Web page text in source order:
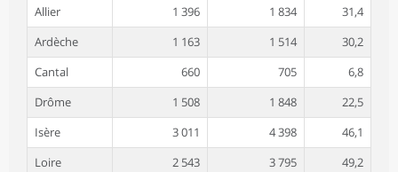
Allier
1 396 1 834
31,4
Ardèche
1 163 1 514
30,2
Cantal
660 705
6,8
Drôme
1 508 1 848
22,5
Isère
3 011 4 398
46,1
Loire
2 543 3 795
49,2